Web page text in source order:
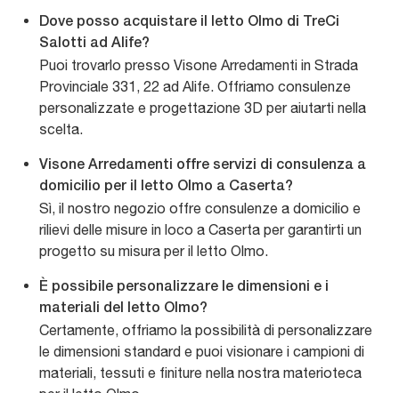
Dove posso acquistare il letto Olmo di TreCi
Salotti ad Alife?
Puoi trovarlo presso Visone Arredamenti in Strada
Provinciale 331, 22 ad Alife. Offriamo consulenze
personalizzate e progettazione 3D per aiutarti nella
scelta.
Visone Arredamenti offre servizi di consulenza a
domicilio per il letto Olmo a Caserta?
Sì, il nostro negozio offre consulenze a domicilio e
rilievi delle misure in loco a Caserta per garantirti un
progetto su misura per il letto Olmo.
È possibile personalizzare le dimensioni e i
materiali del letto Olmo?
Certamente, offriamo la possibilità di personalizzare
le dimensioni standard e puoi visionare i campioni di
materiali, tessuti e finiture nella nostra materioteca